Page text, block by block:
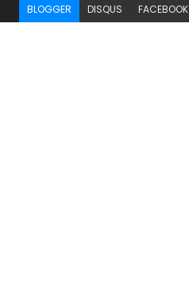
BLOGGER DISQUS FACEBOOK